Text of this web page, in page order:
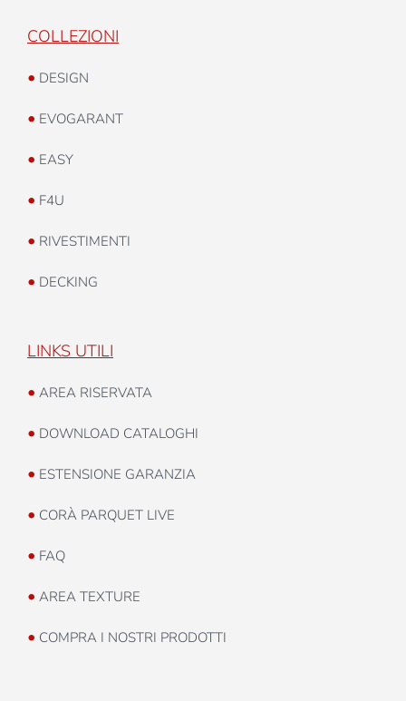
COLLEZIONI
• DESIGN
• EVOGARANT
• EASY
• F4U
• RIVESTIMENTI
• DECKING
LINKS UTILI
• AREA RISERVATA
• DOWNLOAD CATALOGHI
• ESTENSIONE GARANZIA
• CORÀ PARQUET LIVE
• FAQ
• AREA TEXTURE
• COMPRA I NOSTRI PRODOTTI